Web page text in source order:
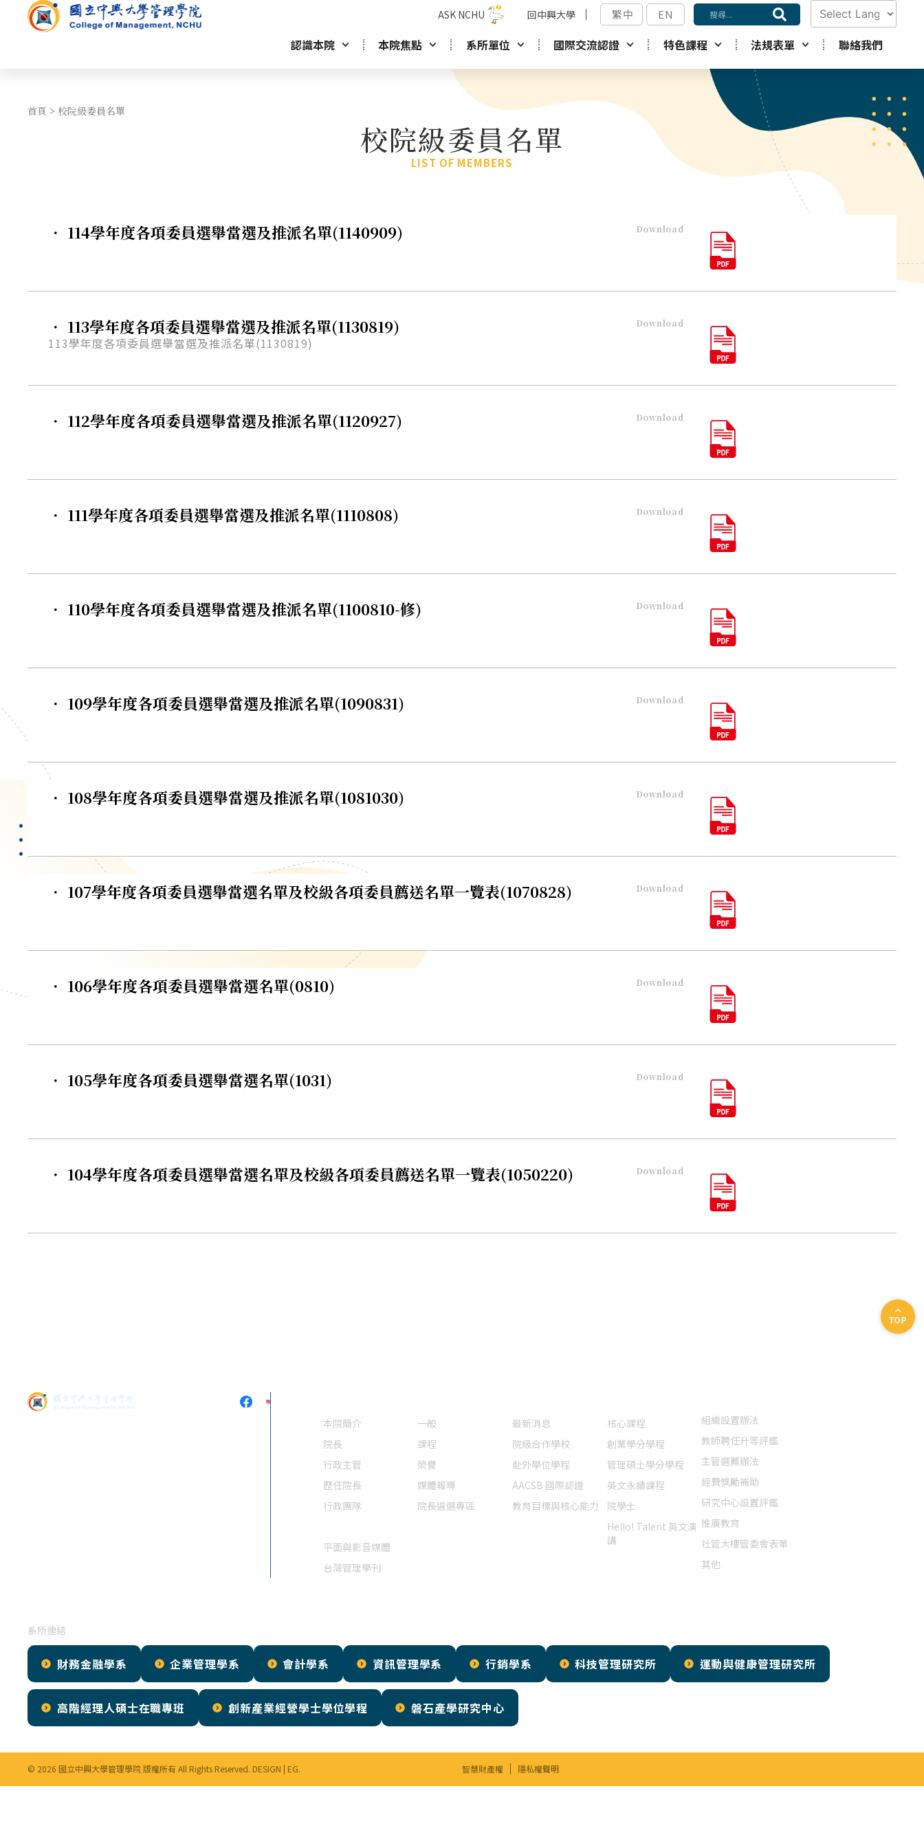
ASK NCHU 回中興大學 繁中 EN
Powered by
Translate
認識本院 本院焦點 系所單位 國際交流認證 特色課程 法規表單 聯絡我們
首頁 >校院級委員名單
校院級委員名單
LIST OF MEMBERS
． 114學年度各項委員選舉當選及推派名單(1140909) Download
． 113學年度各項委員選舉當選及推派名單(1130819)
113學年度各項委員選舉當選及推派名單(1130819)
Download
． 112學年度各項委員選舉當選及推派名單(1120927) Download
． 111學年度各項委員選舉當選及推派名單(1110808) Download
． 110學年度各項委員選舉當選及推派名單(1100810-修) Download
． 109學年度各項委員選舉當選及推派名單(1090831) Download
． 108學年度各項委員選舉當選及推派名單(1081030) Download
． 107學年度各項委員選舉當選名單及校級各項委員薦送名單一覽表(1070828) Download
． 106學年度各項委員選舉當選名單(0810) Download
． 105學年度各項委員選舉當選名單(1031) Download
． 104學年度各項委員選舉當選名單及校級各項委員薦送名單一覽表(1050220) Download
本院簡介
院長
行政主管
歷任院長
行政團隊
平面與影音媒體
台灣管理學刊
一般
課程
榮譽
媒體報導
院長遴選專區
最新消息
院級合作學校
赴外學位學程
AACSB 國際認證
教育目標與核心能力
核心課程
創業學分學程
管理碩士學分學程
英文永續課程
院學士
Hello! Talent 英文演
講
組織設置辦法
教師聘任升等評鑑
主管選薦辦法
經費獎勵補助
研究中心設置評鑑
推廣教育
社管大樓管委會表單
其他
系所連結
財務金融學系 企業管理學系 會計學系 資訊管理學系 行銷學系 科技管理研究所 運動與健康管理研究所
高階經理人碩士在職專班 創新產業經營學士學位學程 磐石產學研究中心
© 2026 國立中興大學管理學院 版權所有 All Rights Reserved. DESIGN | EG. 智慧財產權 隱私權聲明